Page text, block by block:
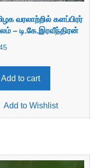
வரலாற்றில் களப்பிரர்
– டி.கே.இரவீந்திரன்
Add to cart
Add to Wishlist